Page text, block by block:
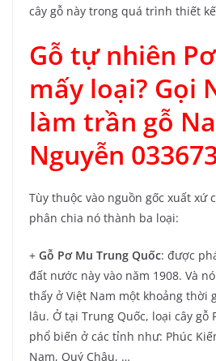
cây gỗ này trong quá trình thiết
Gỗ tự nhiên
mấy loại? Gọi
làm trần gỗ
Nguyễn
Tùy thuộc vào nguồn gốc xuất xứ
phân chia nó thành ba loại:
+ Gỗ Pơ Mu Trung Quốc: được
đất nước này vào năm 1908. Và
thấy ở Việt Nam một khoảng thời
lâu. Ở tại Trung Quốc, loại cây gỗ
phổ biến ở các tỉnh như: Phúc
Nam, Quý Châu, …